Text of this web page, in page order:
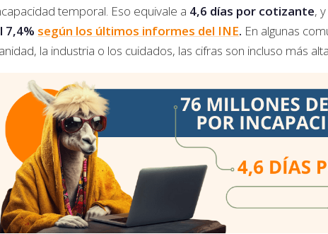
temporal. Eso equivale a 4,6 días por cotizante,
7,4% según los últimos informes del INE. En algunas
la industria o los cuidados, las cifras son incluso más